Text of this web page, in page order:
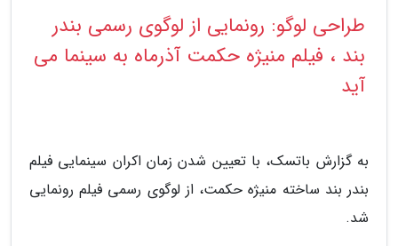
طراحی لوگو: رونمایی از لوگوی رسمی بندر
بند ، فیلم منیژه حکمت آذرماه به سینما می
آید
به گزارش باتسک، با تعیین شدن زمان اکران سینمایی فیلم
بندر بند ساخته منیژه حکمت، از لوگوی رسمی فیلم رونمایی
شد.